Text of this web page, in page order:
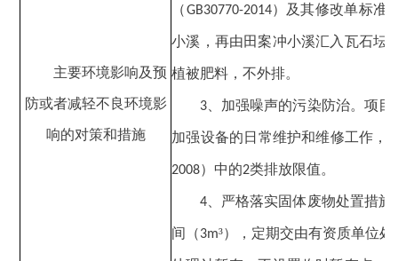
主要环境影响及预
防或者减轻不良环境影
响的对策和措施
（GB30770-2014）及其修改单标准
小溪，再由田案冲小溪汇入瓦石坛
植被肥料，不外排。
3 加强噪声的污染防治。项
加强设备的日常维护和维修工作，
2008）中的2类排放限值。
4 、严格落实固体废物处置措
间（3m³），定期交由有资质单位